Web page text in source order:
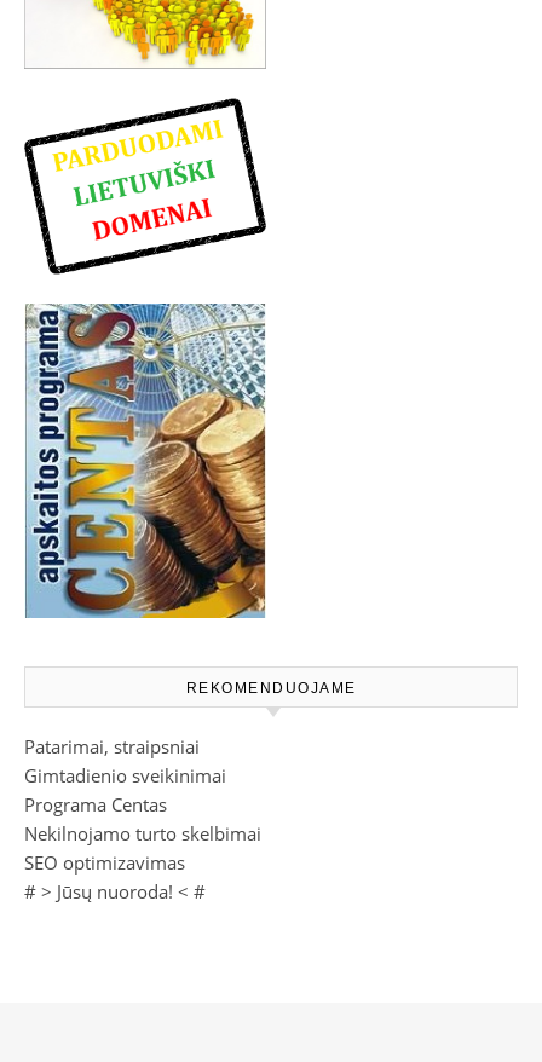
REKOMENDUOJAME
Patarimai, straipsniai
Gimtadienio sveikinimai
Programa Centas
Nekilnojamo turto skelbimai
SEO optimizavimas
# > Jūsų nuoroda! < #